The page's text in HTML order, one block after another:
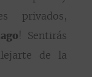
privados,
! Sentirás
de la